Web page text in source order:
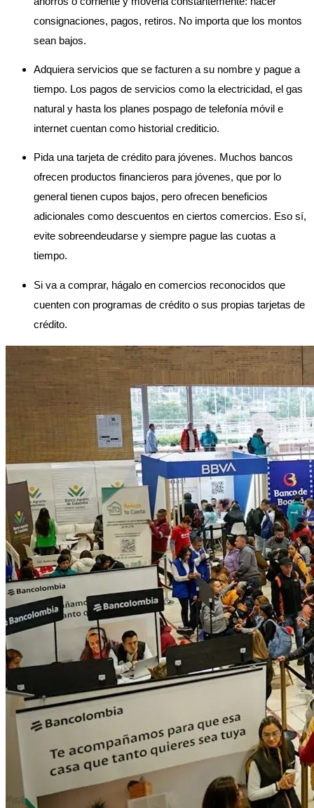
consignaciones, pagos, retiros. No importa que los montos
sean bajos.
Adquiera servicios que se facturen a su nombre y pague a
tiempo. Los pagos de servicios como la electricidad, el gas
natural y hasta los planes pospago de telefonía móvil e
internet cuentan como historial crediticio.
Pida una tarjeta de crédito para jóvenes. Muchos bancos
ofrecen productos financieros para jóvenes, que por lo
general tienen cupos bajos, pero ofrecen beneficios
adicionales como descuentos en ciertos comercios. Eso sí,
evite sobreendeudarse y siempre pague las cuotas a
tiempo.
Si va a comprar, hágalo en comercios reconocidos que
cuenten con programas de crédito o sus propias tarjetas de
crédito.